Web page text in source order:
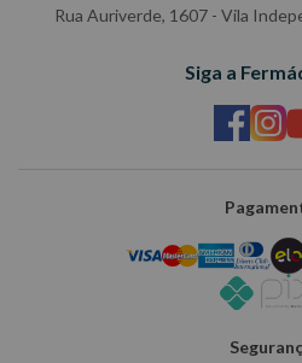
Rua Auriverde, 1607 - Vila
Siga a